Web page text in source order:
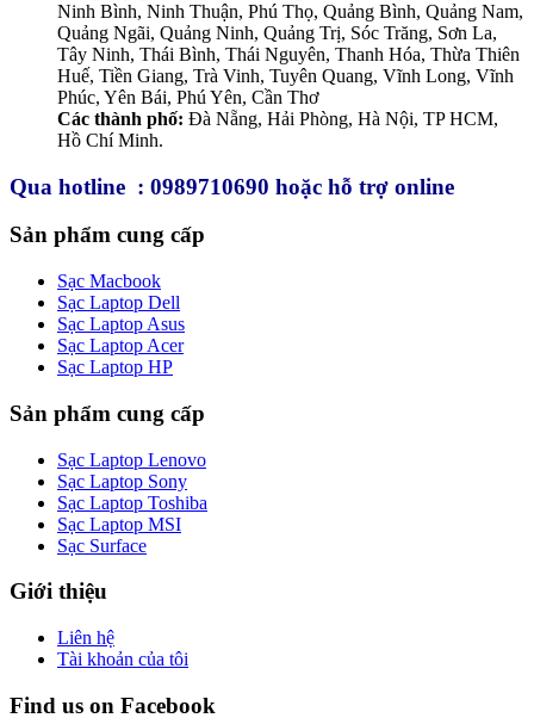
Ninh Bình, Ninh Thuận, Phú Thọ, Quảng Bình, Quảng Nam,
Quảng Ngãi, Quảng Ninh, Quảng Trị, Sóc Trăng, Sơn La,
Tây Ninh, Thái Bình, Thái Nguyên, Thanh Hóa, Thừa Thiên
Huế, Tiền Giang, Trà Vinh, Tuyên Quang, Vĩnh Long, Vĩnh
Phúc, Yên Bái, Phú Yên, Cần Thơ
Các thành phố: Đà Nẵng, Hải Phòng, Hà Nội, TP HCM,
Hồ Chí Minh.
Qua hotline : 0989710690 hoặc hỗ trợ online
Sản phẩm cung cấp
Sạc Macbook
Sạc Laptop Dell
Sạc Laptop Asus
Sạc Laptop Acer
Sạc Laptop HP
Sản phẩm cung cấp
Sạc Laptop Lenovo
Sạc Laptop Sony
Sạc Laptop Toshiba
Sạc Laptop MSI
Sạc Surface
Giới thiệu
Liên hệ
Tài khoản của tôi
Find us on Facebook